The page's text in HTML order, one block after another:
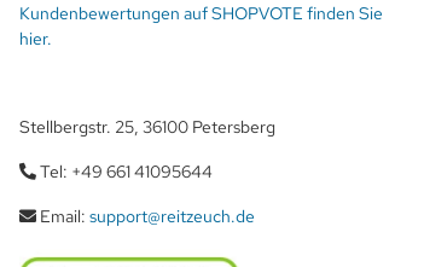
Kundenbewertungen auf SHOPVOTE finden Sie
hier.
Stellbergstr. 25, 36100 Petersberg
Tel: +49 661 41095644
Email: support@reitzeuch.de